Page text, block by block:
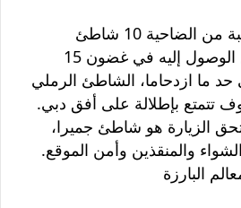
تشمل الشواطئ القريبة من الضاحية 10 شاطئ
السوفوه، والذي يمكن الوصول إليه في غضون 15
ما ازدحاما، الشاطئ الرملي
تتمتع بإطلالة على أفق دبي.
الزيارة هو شاطئ جميرا،
والمنقذين وأمن الموقع.
البارزة